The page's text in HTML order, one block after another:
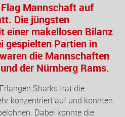
Mannschaft auf
Die jüngsten
einer makellosen Bilanz
gespielten Partien in
die Mannschaften
der Nürnberg Rams.
Sharks trat die
konzentriert auf und konnten
Dabei konnte die